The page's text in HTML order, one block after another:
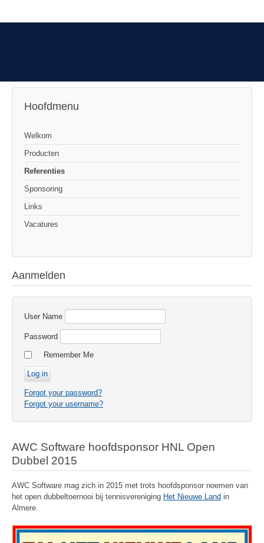
Hoofdmenu
Welkom
Producten
Referenties
Sponsoring
Links
Vacatures
Aanmelden
User Name
Password
Remember Me
Forgot your password?
Forgot your username?
AWC Software hoofdsponsor HNL Open
Dubbel 2015
AWC Software mag zich in 2015 met trots hoofdsponsor noemen van
het open dubbeltoernooi bij tennisvereniging Het Nieuwe Land in
Almere.